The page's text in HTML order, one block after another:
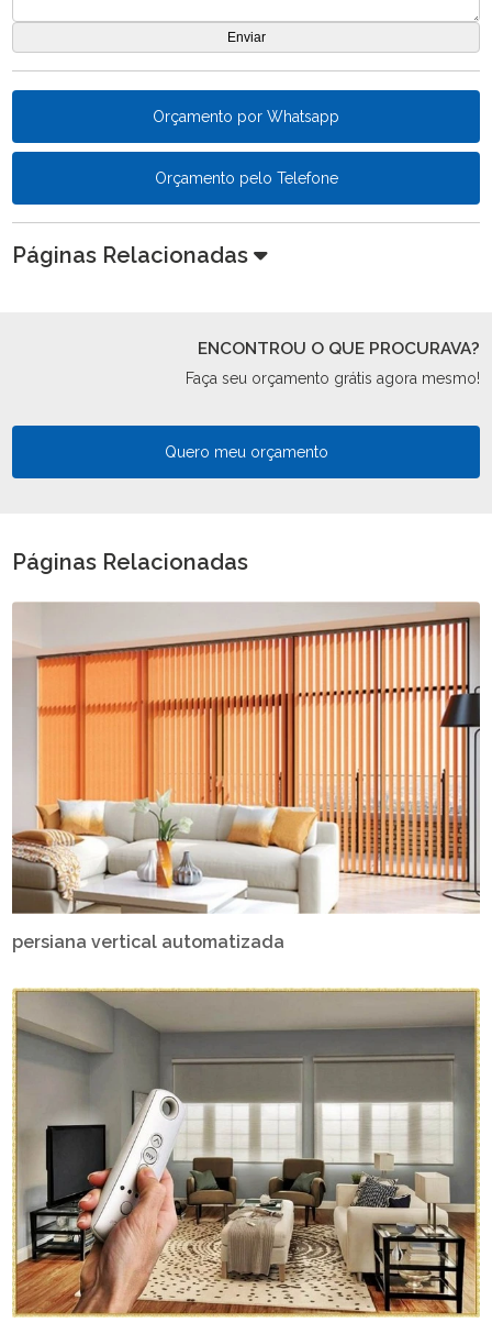
Orçamento por Whatsapp
Orçamento pelo Telefone
Páginas Relacionadas
ENCONTROU O QUE PROCURAVA?
Faça seu orçamento grátis agora mesmo!
Quero meu orçamento
Páginas Relacionadas
persiana vertical automatizada